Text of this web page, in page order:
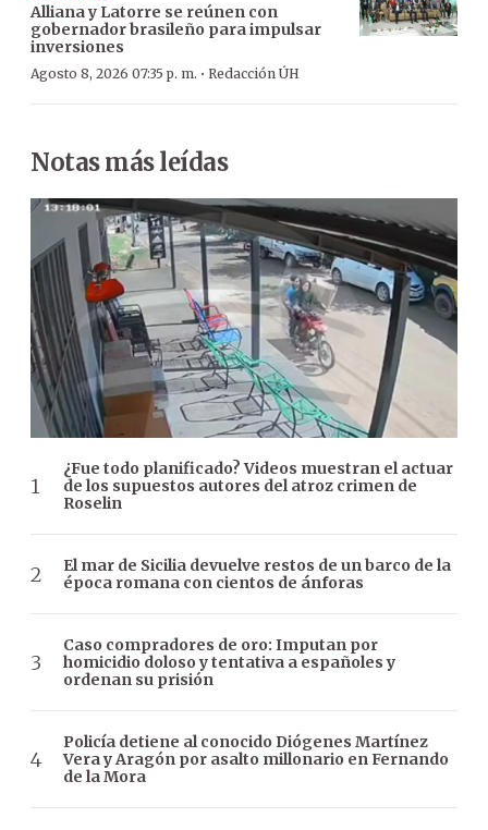
Alliana y Latorre se reúnen con
gobernador brasileño para impulsar
inversiones
Agosto 8, 2026 07:35 p. m. · Redacción ÚH
Notas más leídas
¿Fue todo planificado? Videos muestran el actuar
de los supuestos autores del atroz crimen de
Roselin
El mar de Sicilia devuelve restos de un barco de la
época romana con cientos de ánforas
Caso compradores de oro: Imputan por
homicidio doloso y tentativa a españoles y
ordenan su prisión
Policía detiene al conocido Diógenes Martínez
Vera y Aragón por asalto millonario en Fernando
de la Mora